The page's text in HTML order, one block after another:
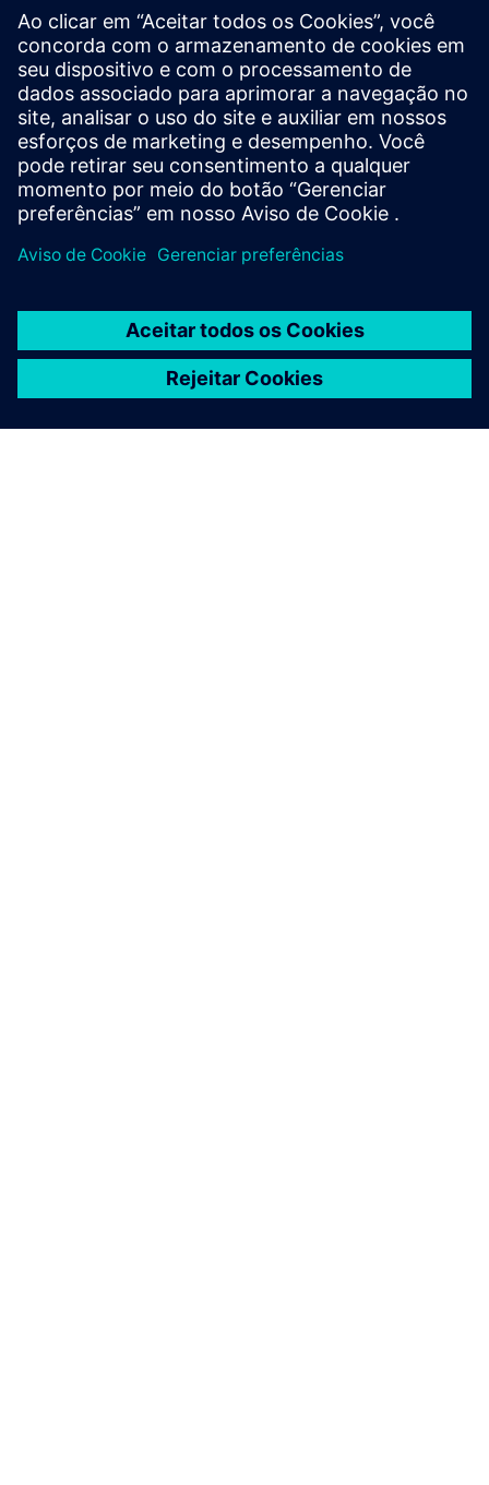
ERP. A disponibilidade a longo prazo e o alto nível de
detalhes dos dados abrem possibilidades totalmente novas
para otimizar os processos na Excella, tornando a produção
farmacêutica mais transparente, eficiente e pronta para o
futuro a cada dia.
Comece sua jornada
Entre em contato conosco